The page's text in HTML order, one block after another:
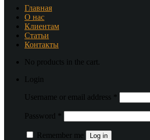
Главная
О нас
Клиентам
Статьи
Контакты
No products in the cart.
Login
Username or email address
Password
Remember me Log in